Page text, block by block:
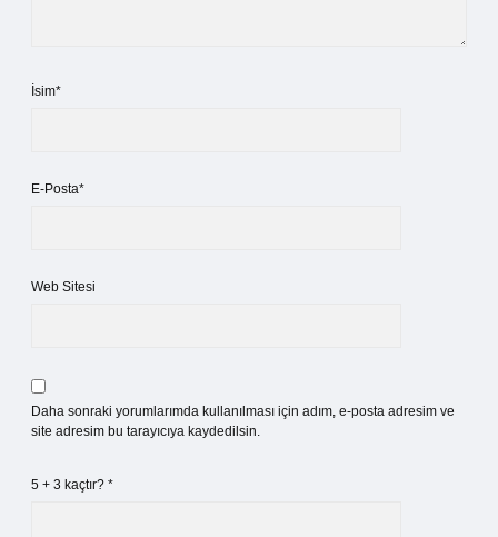
İsim*
E-Posta*
Web Sitesi
Daha sonraki yorumlarımda kullanılması için adım, e-posta adresim ve
site adresim bu tarayıcıya kaydedilsin.
5 + 3 kaçtır? *